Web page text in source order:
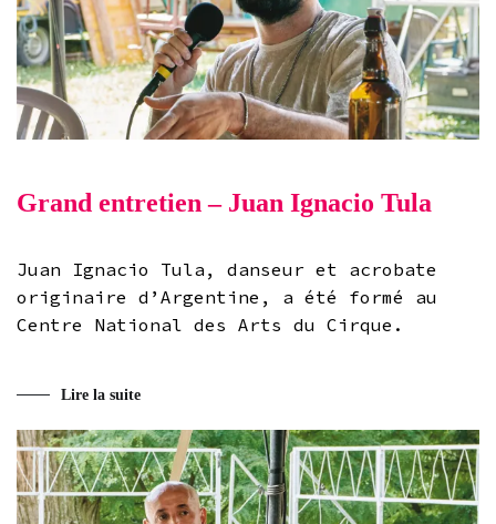
Grand entretien – Juan Ignacio Tula
Juan Ignacio Tula, danseur et acrobate
originaire d’Argentine, a été formé au
Centre National des Arts du Cirque.
Lire la suite